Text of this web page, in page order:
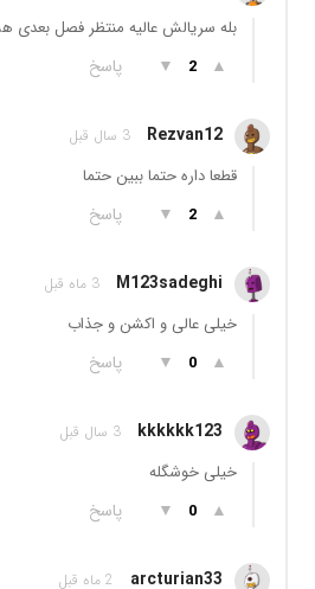
بله سریالش عالیه منتظر فصل بعدی
▲
2
▼ پاسخ
Rezvan12 3 سال قبل
قطعا داره حتما ببین حتما
▲
2
▼ پاسخ
M123sadeghi 3 ماه قبل
خیلی عالی و اکشن و جذاب
▲
0
▼ پاسخ
kkkkkk123 3 سال قبل
خیلی خوشگله
▲
0
▼ پاسخ
arcturian33 2 ماه قبل